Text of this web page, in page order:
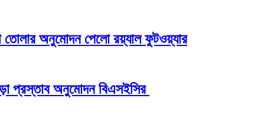
তোলার অনুমোদন পেলো রয়্যাল ফুটওয়্যার
প্রস্তাব অনুমোদন বিএসইসির